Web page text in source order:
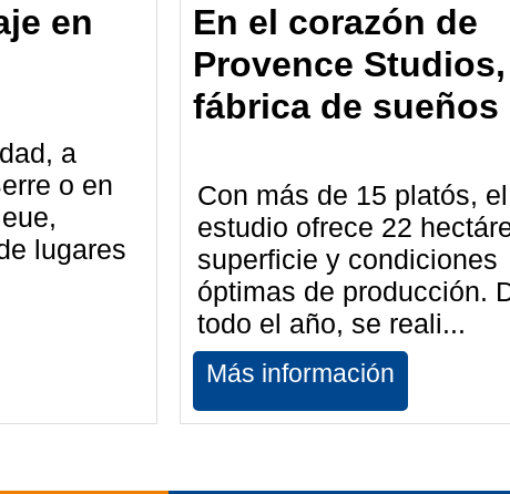
en
a
o en
lugares
En el corazón de
Provence
fábrica de sueños
Con más de 15 platós, el
estudio ofrece 22
superficie y condiciones
óptimas de producción.
todo el año, se reali...
Más información